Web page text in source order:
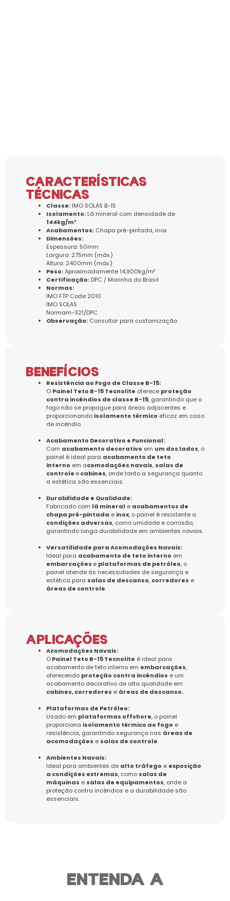
CARACTERÍSTICAS
TÉCNICAS
Classe: IMO SOLAS B-15
Isolamento: Lã mineral com densidade de
144kg/m³
Acabamentos: Chapa pré-pintada, inox
Dimensões:
Espessura: 50mm
Largura: 275mm (máx.)
Altura: 2400mm (máx.)
Peso:Aproximadamente 14,900kg/m²
Certificação: DPC / Marinha do Brasil
Normas:
IMO FTP Code 2010
IMO SOLAS
Normam-321/DPC
Observação: Consultar para customização
BENEFÍCIOS
Resistência ao Fogo de Classe B-15:
O Painel Teto B-15 Tecnolite oferece proteção
contra incêndios de classe B-15, garantindo que o
fogo não se propague para áreas adjacentes e
proporcionando isolamento térmico eficaz em caso
de incêndio.
Acabamento Decorativo e Funcional:
Com acabamento decorativo em um dos lados, o
painel é ideal para acabamento de teto
interno em acomodações navais, salas de
controle ecabines, onde tanto a segurança quanto
a estética são essenciais.
Durabilidade e Qualidade:
Fabricado com lã mineral e acabamentos de
chapa pré-pintada e inox, o painel é resistente a
condições adversas, como umidade e corrosão,
garantindo longa durabilidade em ambientes navais.
Versatilidade para Acomodações Navais:
Ideal para acabamento de teto interno em
embarcações e plataformas de petróleo, o
painel atende às necessidades de segurança e
estética para salas de descanso, corredores e
áreas de controle.
APLICAÇÕES
Acomodações Navais:
OPainel Teto B-15 Tecnolite é ideal para
acabamento de teto interno em embarcações,
oferecendo proteção contra incêndios e um
acabamento decorativo de alta qualidade em
cabines, corredores e áreas de descanso.
Plataformas de Petróleo:
Usado em plataformas offshore, o painel
proporciona isolamento térmico ao fogo e
resistência, garantindo segurança nas áreas de
acomodações e salas de controle.
Ambientes Navais:
Ideal para ambientes de alto tráfego e exposição
a condições extremas, como salas de
máquinas e salas de equipamentos, onde a
proteção contra incêndios e a durabilidade são
essenciais.
ENTENDA A